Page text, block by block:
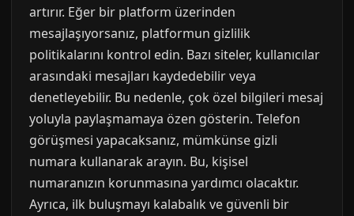
artırır. Eğer bir platform üzerinden
mesajlaşıyorsanız, platformun gizlilik
politikalarını kontrol edin. Bazı siteler, kullanıcılar
arasındaki mesajları kaydedebilir veya
denetleyebilir. Bu nedenle, çok özel bilgileri mesaj
yoluyla paylaşmamaya özen gösterin. Telefon
görüşmesi yapacaksanız, mümkünse gizli
numara kullanarak arayın. Bu, kişisel
numaranızın korunmasına yardımcı olacaktır.
Ayrıca, ilk buluşmayı kalabalık ve güvenli bir